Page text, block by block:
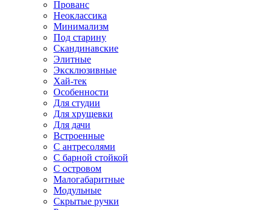
Прованс
Неоклассика
Минимализм
Под старину
Скандинавские
Элитные
Эксклюзивные
Хай-тек
Особенности
Для студии
Для хрущевки
Для дачи
Встроенные
С антресолями
С барной стойкой
С островом
Малогабаритные
Модульные
Скрытые ручки